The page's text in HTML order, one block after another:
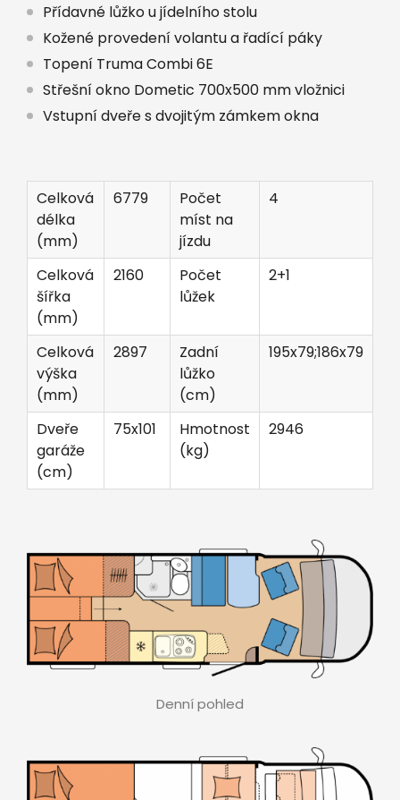
Přídavné lůžko u jídelního stolu
Kožené provedení volantu a řadící páky
Topení Truma Combi 6E
Střešní okno Dometic 700x500 mm vložnici
Vstupní dveře s dvojitým zámkem okna
Celková
délka
(mm)
6779
Počet
míst na
jízdu
4
Celková
šířka
(mm)
2160
Počet
lůžek
2+1
Celková
výška
(mm)
2897
Zadní
lůžko
(cm)
195x79;186x79
Dveře
garáže
(cm)
75x101
Hmotnost
(kg)
2946
Denní pohled